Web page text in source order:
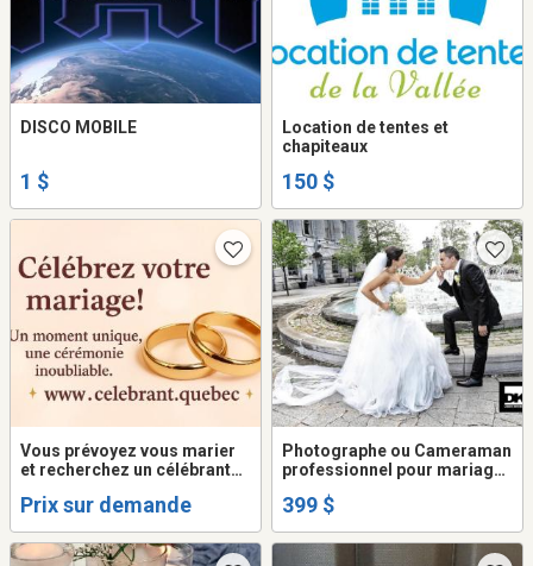
DISCO MOBILE
1 $
Location de tentes et
chapiteaux
150 $
Vous prévoyez vous marier
et recherchez un célébrant
Prix sur demande
Photographe ou Cameraman
professionnel pour mariage
399 $